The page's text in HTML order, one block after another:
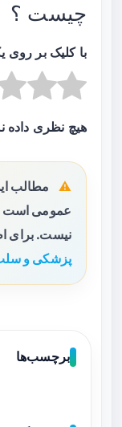
چیست ؟
با کلیک بر روی یکی از
هیچ نظری
مطالب
عمومی است
نیست. برای
پزشکی و
برچسب‌ها